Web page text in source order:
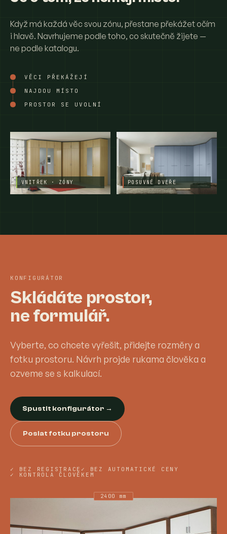
Když má každá věc svou zónu, přestane překážet očím
i hlavě. Navrhujeme podle toho, co skutečně žijete —
ne podle katalogu.
VĚCI PŘEKÁŽEJÍ
NAJDOU MÍSTO
PROSTOR SE UVOLNÍ
VNITŘEK · ZÓNY POSUVNÉ DVEŘE
KONFIGURÁTOR
Skládáte prostor,
ne formulář.
Vyberte, co chcete vyřešit, přidejte rozměry a
fotku prostoru. Návrh projde rukama člověka a
ozveme se s kalkulací.
Spustit konfigurátor →
Poslat fotku prostoru
✓ BEZ REGISTRACE ✓ BEZ AUTOMATICKÉ CENY
✓ KONTROLA ČLOVĚKEM
2400 mm